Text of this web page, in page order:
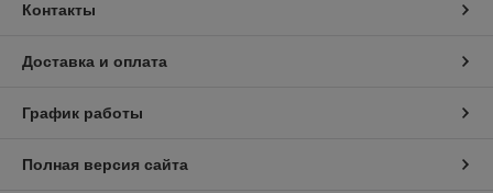
Контакты
Доставка и оплата
График работы
Полная версия сайта